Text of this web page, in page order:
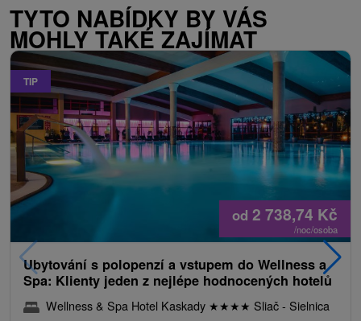
TYTO NABÍDKY BY VÁS
MOHLY TAKÉ ZAJÍMAT
TIP
od 2 738,74 Kč
/noc/osoba
Ubytování s polopenzí a vstupem do Wellness a
Spa: Klienty jeden z nejlépe hodnocených hotelů
Wellness & Spa Hotel Kaskady ★★★★ Sliač - Sielnica